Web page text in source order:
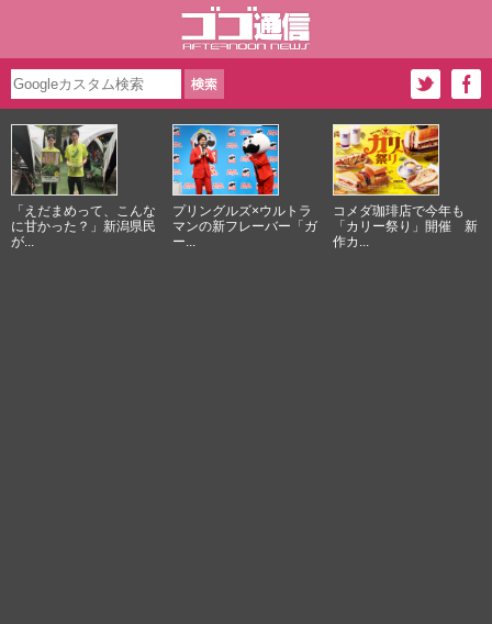
「えだまめって、こんな
に甘かった？」新潟県民
が...
プリングルズ×ウルトラ
マンの新フレーバー「ガ
ー...
コメダ珈琲店で今年も
「カリー祭り」開催 新
作カ...